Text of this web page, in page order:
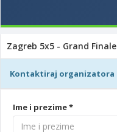
Zagreb 5x5 - Grand Finale
Kontaktiraj organizatora
Ime i prezime *